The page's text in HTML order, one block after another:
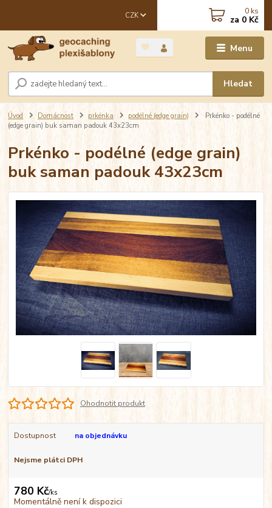
Menu
CZK
Hledat
0 ks
za 0 Kč
Úvod Domácnost prkénka podélné (edge grain)
Prkénko - podélné
(edge grain) buk saman padouk 43x23cm
Prkénko - podélné (edge grain)
buk saman padouk 43x23cm
Ohodnotit produkt
Dostupnost na objednávku
Nejsme plátci DPH
780 Kč/ks
Momentálně není k dispozici